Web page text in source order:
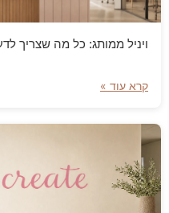
ויניל ממותג: כל מה שצריך
קרא עוד »